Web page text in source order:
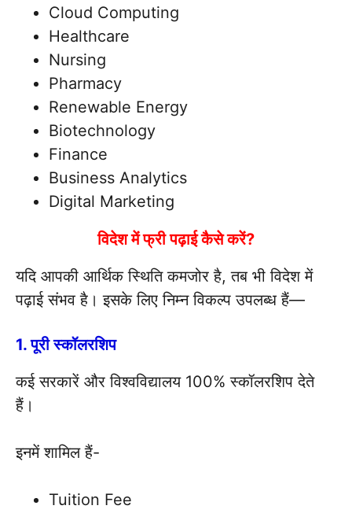
Cloud Computing
Healthcare
Nursing
Pharmacy
Renewable Energy
Biotechnology
Finance
Business Analytics
Digital Marketing
विदेश में फ्री पढ़ाई कैसे करें?
यदि आपकी आर्थिक स्थिति कमजोर है, तब भी विदेश में
पढ़ाई संभव है। इसके लिए निम्न विकल्प उपलब्ध हैं—
1. पूरी स्कॉलरशिप
कई सरकारें और विश्वविद्यालय 100% स्कॉलरशिप देते
हैं।
इनमें शामिल हैं-
Tuition Fee